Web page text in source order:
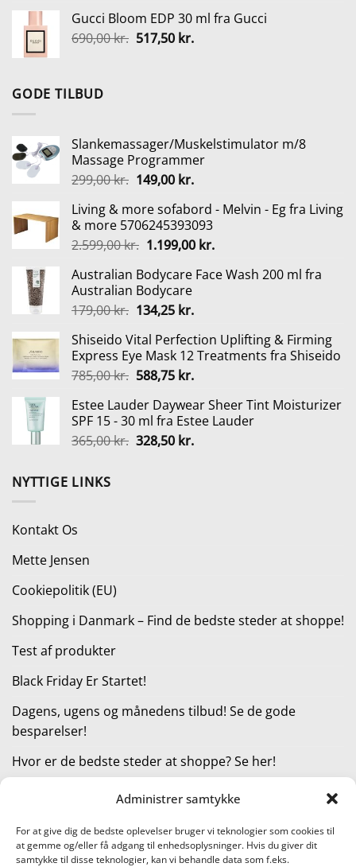
Administrer samtykke
For at give dig de bedste oplevelser bruger vi teknologier som cookies til
at gemme og/eller få adgang til enhedsoplysninger. Hvis du giver dit
samtykke til disse teknologier, kan vi behandle data som f.eks.
pris
var:
pris
er:
Gucci Bloom EDP 30 ml fra Gucci
690,00kr. Den
517,50 kr.Den
GODE TILBUD
Slankemassager/Muskelstimulator m/8
Massage Programmer
299,00kr. Den
pris
var:
299,00 kr..
149,00 kr.Den
pris
er:
149,00 kr..
Living & more sofabord - Melvin - Eg fra Living
& more 5706245393093
2.599,00kr. Den
pris
var:
2.599,00 kr..
1.199,00 kr.Den
pris
Australian Bodycare Face Wash 200 ml fra
Australian Bodycare
179,00kr. Den
pris
var:
179,00 kr..
134,25 kr.Den
pris
er:
134,25 kr..
Shiseido Vital Perfection Uplifting & Firming
Express Eye Mask 12 Treatments fra Shiseido
785,00kr. Den
pris
var:
785,00 kr..
588,75 kr.Den
pris
er:
588,75 kr..
Estee Lauder Daywear Sheer Tint Moisturizer
SPF 15 - 30 ml fra Estee Lauder
365,00kr. Den
328,50 kr.Den
NYTTIGE LINKS
Kontakt Os
Mette Jensen
Cookiepolitik (EU)
Shopping i Danmark – Find de bedste steder at shoppe!
Test af produkter
Black Friday Er Startet!
Dagens, ugens og månedens tilbud! Se de gode
besparelser!
Hvor er de bedste steder at shoppe? Se her!
Kategorier